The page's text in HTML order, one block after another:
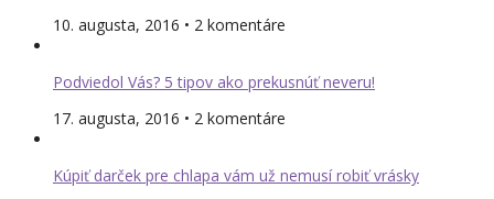
10. augusta, 2016 • 2 komentáre
Podviedol Vás? 5 tipov ako prekusnúť neveru!
17. augusta, 2016 • 2 komentáre
Kúpiť darček pre chlapa vám už nemusí robiť vrásky